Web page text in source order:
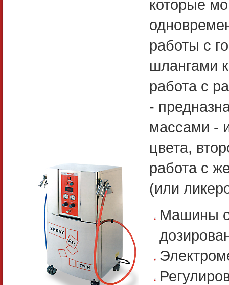
которые
работы с
шлангами
работа с
-
массами -
цвета,
работа с
(или
Машины